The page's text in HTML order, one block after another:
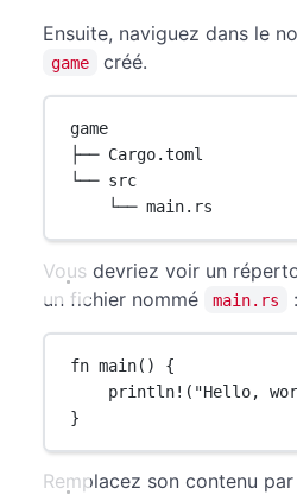
Ensuite, naviguez dans le
game créé.
game
├── Cargo.toml
└── src
└── main.rs
Vous devriez voir un
un fichier nommé
main.rs :
fn main() {
println! ( "Hello,
}
Remplacez son contenu